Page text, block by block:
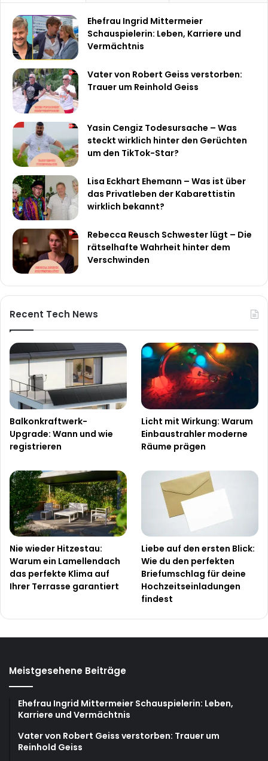
Ehefrau Ingrid Mittermeier
Schauspielerin: Leben, Karriere und
Vermächtnis
Vater von Robert Geiss verstorben:
Trauer um Reinhold Geiss
Yasin Cengiz Todesursache – Was
steckt wirklich hinter den Gerüchten
um den TikTok-Star?
Lisa Eckhart Ehemann – Was ist über
das Privatleben der Kabarettistin
wirklich bekannt?
Rebecca Reusch Schwester lügt – Die
rätselhafte Wahrheit hinter dem
Verschwinden
Recent Tech News
Balkonkraftwerk-
Upgrade: Wann und wie
registrieren
Licht mit Wirkung: Warum
Einbaustrahler moderne
Räume prägen
Nie wieder Hitzestau:
Warum ein Lamellendach
das perfekte Klima auf
Ihrer Terrasse garantiert
Liebe auf den ersten Blick:
Wie du den perfekten
Briefumschlag für deine
Hochzeitseinladungen
findest
Meistgesehene Beiträge
Ehefrau Ingrid Mittermeier Schauspielerin: Leben,
Karriere und Vermächtnis
Vater von Robert Geiss verstorben: Trauer um
Reinhold Geiss